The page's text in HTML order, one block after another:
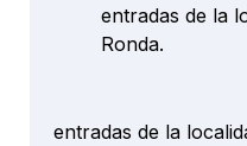
entradas de la
Ronda.
entradas de la